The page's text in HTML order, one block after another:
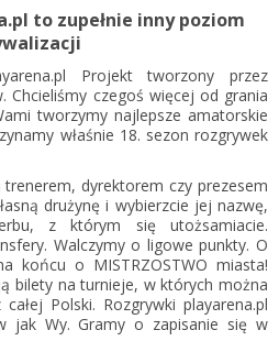
to zupełnie inny poziom
Projekt tworzony przez
czegoś więcej od grania
tworzymy najlepsze amatorskie
właśnie 18. sezon rozgrywek
dyrektorem czy prezesem
drużynę i wybierzcie jej nazwę,
z którym się utożsamiacie.
Walczymy o ligowe punkty. O
końcu o MISTRZOSTWO miasta!
bilety na turnieje, w których można
Polski. Rozgrywki playarena.pl
jak Wy. Gramy o zapisanie się w